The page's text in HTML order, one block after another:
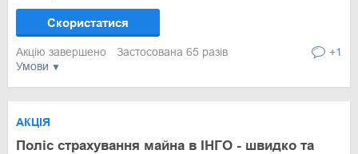
Умови
Скористатися
Акцію завершено Застосована 65 разів +1
АКЦІЯ
Поліс страхування майна в ІНГО - швидко та